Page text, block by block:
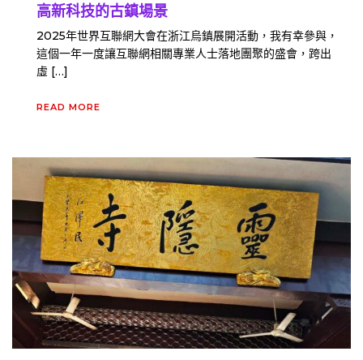
高新科技的古鎮場景
2025年世界互聯網大會在浙江烏鎮展開活動，我有幸參與，
這個一年一度讓互聯網相關專業人士落地團聚的盛會，跨出
虛 […]
READ MORE